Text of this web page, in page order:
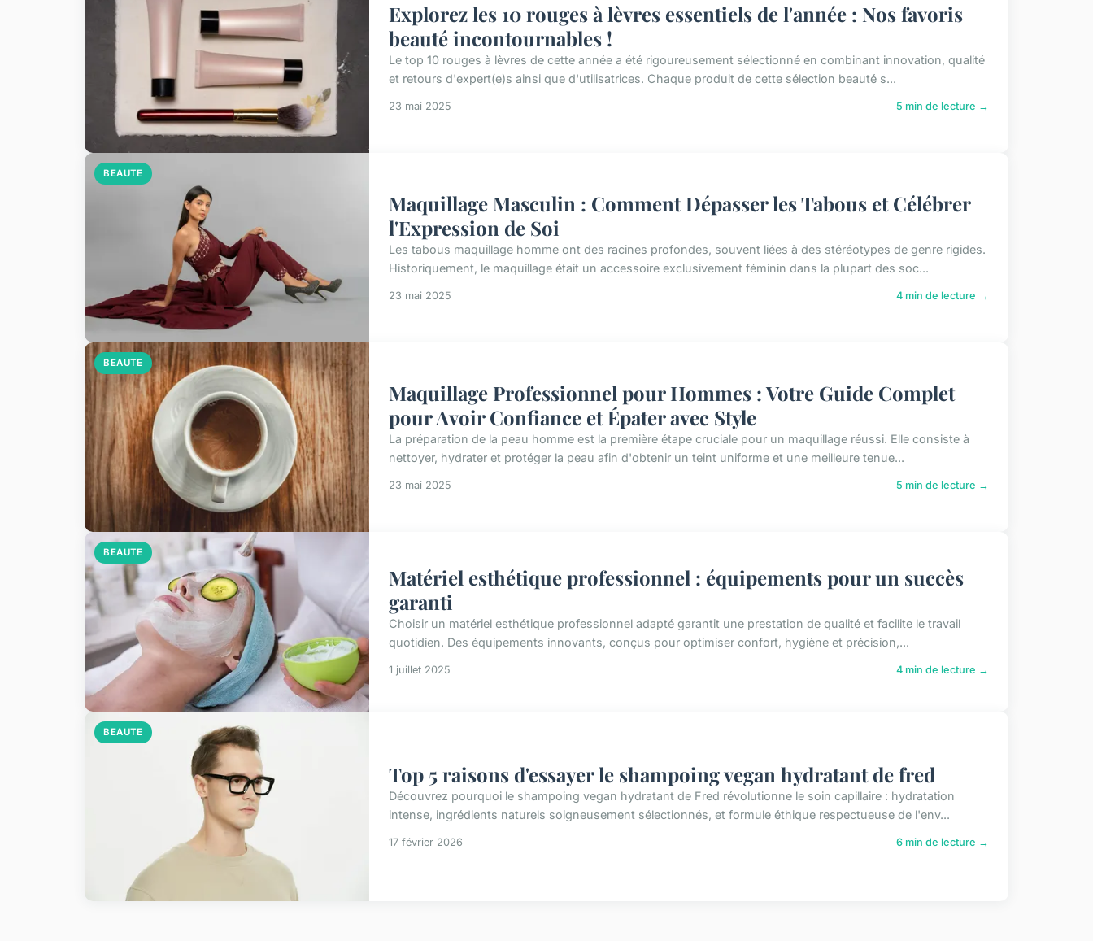
Explorez les 10 rouges à lèvres essentiels de l'année : Nos favoris
beauté incontournables !
Le top 10 rouges à lèvres de cette année a été rigoureusement sélectionné en combinant innovation, qualité
et retours d'expert(e)s ainsi que d'utilisatrices. Chaque produit de cette sélection beauté s...
23 mai 2025 5 min de lecture →
BEAUTE
Maquillage Masculin : Comment Dépasser les Tabous et Célébrer
l'Expression de Soi
Les tabous maquillage homme ont des racines profondes, souvent liées à des stéréotypes de genre rigides.
Historiquement, le maquillage était un accessoire exclusivement féminin dans la plupart des soc...
23 mai 2025 4 min de lecture →
BEAUTE
Maquillage Professionnel pour Hommes : Votre Guide Complet
pour Avoir Confiance et Épater avec Style
La préparation de la peau homme est la première étape cruciale pour un maquillage réussi. Elle consiste à
nettoyer, hydrater et protéger la peau afin d'obtenir un teint uniforme et une meilleure tenue...
23 mai 2025 5 min de lecture →
BEAUTE
Matériel esthétique professionnel : équipements pour un succès
garanti
Choisir un matériel esthétique professionnel adapté garantit une prestation de qualité et facilite le travail
quotidien. Des équipements innovants, conçus pour optimiser confort, hygiène et précision,...
1 juillet 2025 4 min de lecture →
BEAUTE
Top 5 raisons d'essayer le shampoing vegan hydratant de fred
Découvrez pourquoi le shampoing vegan hydratant de Fred révolutionne le soin capillaire : hydratation
intense, ingrédients naturels soigneusement sélectionnés, et formule éthique respectueuse de l'env...
17 février 2026 6 min de lecture →